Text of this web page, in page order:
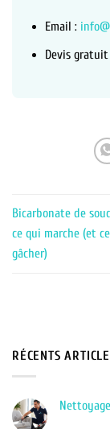
Email :
Devis gratuit
Bicarbonate de
ce qui marche (et
gâcher)
RÉCENTS